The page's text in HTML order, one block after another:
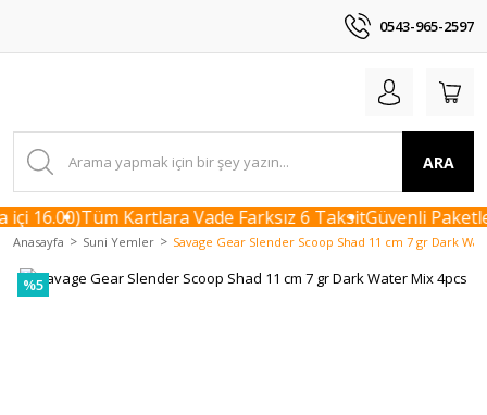
0543-965-2597
ARA
16.00)Tüm Kartlara Vade Farksız 6 TaksitGüvenli
Anasayfa Suni Yemler Savage Gear Slender Scoop Shad 11 cm 7 gr Dark
%5